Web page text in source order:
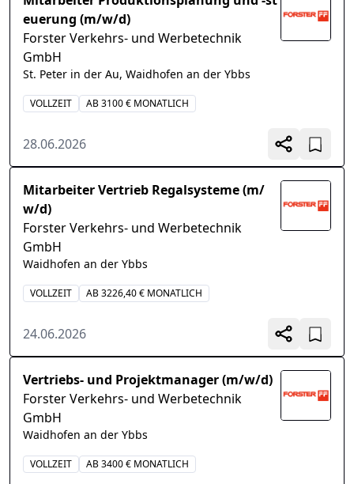
euerung (m/w/d)
Forster Verkehrs- und Werbetechnik
GmbH
St. Peter in der Au, Waidhofen an der Ybbs
VOLLZEIT AB 3100 € MONATLICH
28.06.2026
Mitarbeiter Vertrieb Regalsysteme (m/
w/d)
Forster Verkehrs- und Werbetechnik
GmbH
Waidhofen an der Ybbs
VOLLZEIT AB 3226,40 € MONATLICH
24.06.2026
Vertriebs- und Projektmanager (m/w/d)
Forster Verkehrs- und Werbetechnik
GmbH
Waidhofen an der Ybbs
VOLLZEIT AB 3400 € MONATLICH